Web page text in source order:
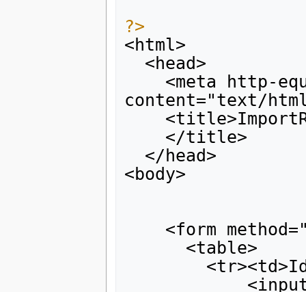
?>
<html>
  <head>
content="text/
    </title>
  </head>
<body>
<form